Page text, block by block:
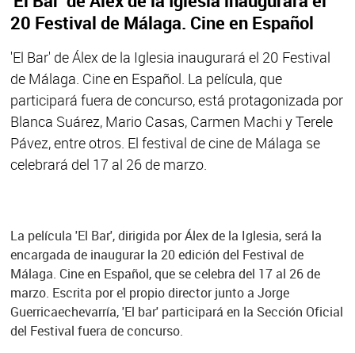
20 Festival de Málaga. Cine en Español
'El Bar' de Álex de la Iglesia inaugurará el 20 Festival
de Málaga. Cine en Español. La película, que
participará fuera de concurso, está protagonizada por
Blanca Suárez, Mario Casas, Carmen Machi y Terele
Pávez, entre otros. El festival de cine de Málaga se
celebrará del 17 al 26 de marzo.
La película 'El Bar', dirigida por Álex de la Iglesia, será la
encargada de inaugurar la 20 edición del Festival de
Málaga. Cine en Español, que se celebra del 17 al 26 de
marzo. Escrita por el propio director junto a Jorge
Guerricaechevarría, 'El bar' participará en la Sección Oficial
del Festival fuera de concurso.